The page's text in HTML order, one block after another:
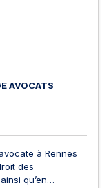
AVOCATS
à Rennes
des
qu’en